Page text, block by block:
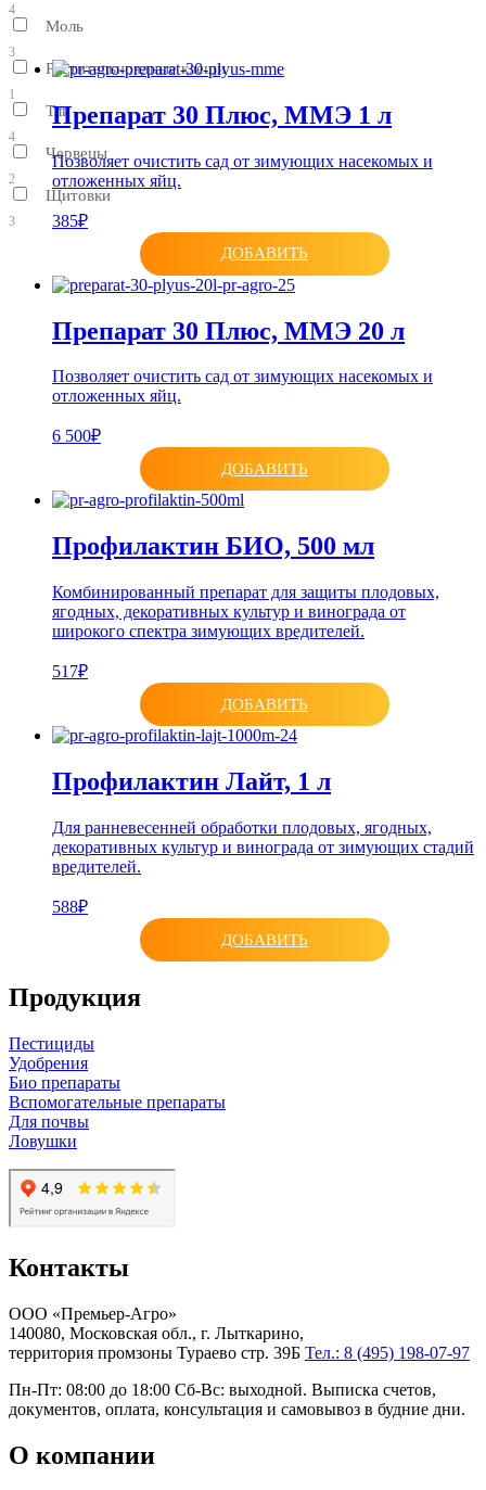
4
Моль
3
Растительноядные клещи
1
Тли
4
Червецы
2
Щитовки
3
Препарат 30 Плюс, ММЭ 1 л
Позволяет очистить сад от зимующих насекомых и
отложенных яйц.
385₽
ДОБАВИТЬ
Препарат 30 Плюс, ММЭ 20 л
Позволяет очистить сад от зимующих насекомых и
отложенных яйц.
6 500₽
ДОБАВИТЬ
Профилактин БИО, 500 мл
Комбинированный препарат для защиты плодовых,
ягодных, декоративных культур и винограда от
широкого спектра зимующих вредителей.
517₽
ДОБАВИТЬ
Профилактин Лайт, 1 л
Для ранневесенней обработки плодовых, ягодных,
декоративных культур и винограда от зимующих стадий
вредителей.
588₽
ДОБАВИТЬ
Продукция
Пестициды
Удобрения
Био препараты
Вспомогательные препараты
Для почвы
Ловушки
Контакты
ООО «Премьер-Агро»
140080, Московская обл., г. Лыткарино,
территория промзоны Тураево стр. 39Б Тел.: 8 (495) 198-07-97
Пн-Пт: 08:00 до 18:00 Сб-Вс: выходной. Выписка счетов,
документов, оплата, консультация и самовывоз в будние дни.
О компании